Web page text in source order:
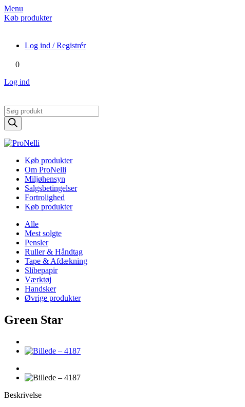
Menu
Køb produkter
Log ind / Registrér
0
Log ind
Products
search
Køb produkter
Om ProNelli
Miljøhensyn
Salgsbetingelser
Fortrolighed
Køb produkter
Alle
Mest solgte
Pensler
Ruller & Håndtag
Tape & Afdækning
Slibepapir
Værktøj
Handsker
Øvrige produkter
Green Star
Beskrivelse